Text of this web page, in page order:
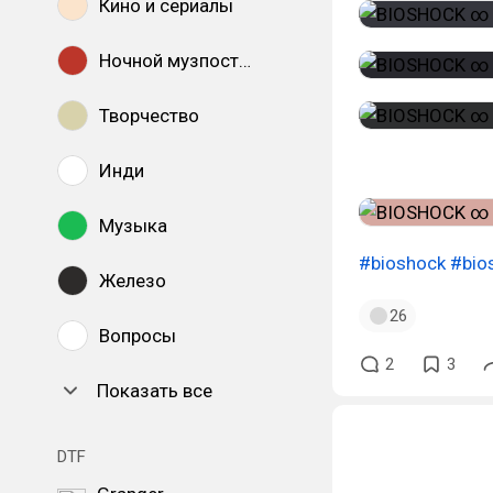
Кино и сериалы
Ночной музпостинг
Творчество
Инди
Музыка
Железо
Вопросы
Показать все
DTF
#bioshock
26
2 3